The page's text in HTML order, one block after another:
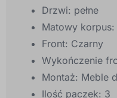
Drzwi: pełne
Matowy korpus:
Front: Czarny
Wykończenie
Montaż: Meble
Ilość paczek: 3